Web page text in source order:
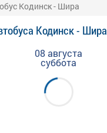
Кодинск - Шира
Кодинск - Шира
08 августа
суббота